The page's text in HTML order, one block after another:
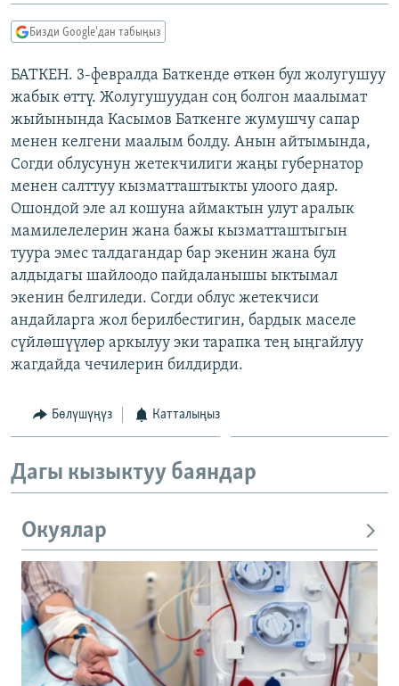
ДАНИСТЕ
ЭЖЕ-СИҢДИЛЕР
АЗАТТЫК+
ЫҢГАЙСЫЗ СУРООЛОР
ОНЛАЙН ШЕРИНЕ
ЭЕ/АРнун бардык сайттары
Бизди Google'дан табыңыз
БАТКЕН. 3-февралда Баткенде өткөн бул жолугушуу
жабык өттү. Жолугушуудан соң болгон маалымат
жыйынында Касымов Баткенге жумушчу сапар
менен келгени маалым болду. Анын айтымында,
Согди облусунун жетекчилиги жаңы губернатор
менен салттуу кызматташтыкты улоого даяр.
Ошондой эле ал кошуна аймактын улут аралык
мамилелелерин жана бажы кызматташтыгын
туура эмес талдагандар бар экенин жана бул
алдыдагы шайлоодо пайдаланышы ыктымал
экенин белгиледи. Согди облус жетекчиси
андайларга жол берилбестигин, бардык маселе
сүйлөшүүлөр аркылуу эки тарапка тең ыңгайлуу
жагдайда чечилерин билдирди.
Бөлүшүңүз Катталыңыз
Дагы кызыктуу баяндар
Окуялар